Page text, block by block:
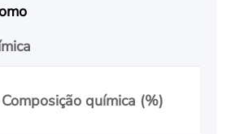
Composição química (%)